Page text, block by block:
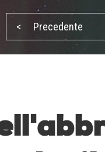
< Precedente